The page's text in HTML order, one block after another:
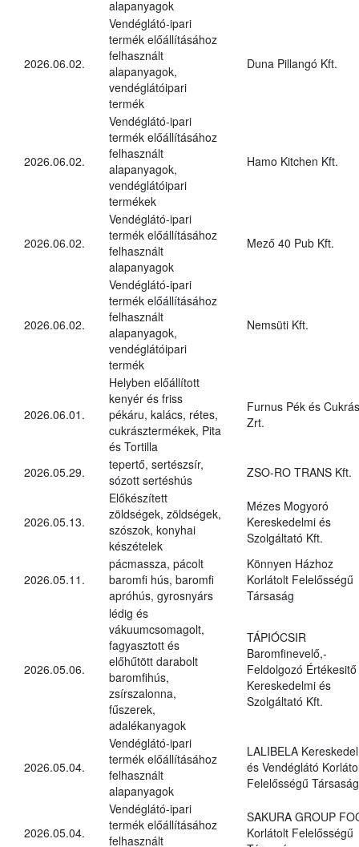
alapanyagok
2026.06.02.
Vendéglátó-ipari
termék előállításához
felhasznált
alapanyagok,
vendéglátóipari
termék
Duna Pillangó Kft.
2026.06.02.
Vendéglátó-ipari
termék előállításához
felhasznált
alapanyagok,
vendéglátóipari
termékek
Hamo Kitchen Kft.
2026.06.02.
Vendéglátó-ipari
termék előállításához
felhasznált
alapanyagok
Mező 40 Pub Kft.
2026.06.02.
Vendéglátó-ipari
termék előállításához
felhasznált
alapanyagok,
vendéglátóipari
termék
Nemsüti Kft.
2026.06.01.
Helyben előállított
kenyér és friss
pékáru, kalács, rétes,
cukrásztermékek, Pita
és Tortilla
Furnus Pék és
Zrt.
2026.05.29.
tepertő, sertészsír,
sózott sertéshús
ZSO-RO TRANS Kft.
2026.05.13.
Előkészített
zöldségek, zöldségek,
szószok, konyhai
készételek
Mézes Mogyoró
Kereskedelmi és
Szolgáltató Kft.
2026.05.11.
pácmassza, pácolt
baromfi hús, baromfi
apróhús, gyrosnyárs
Könnyen Házhoz
Korlátolt Felelősségű
Társaság
2026.05.06.
lédig és
vákuumcsomagolt,
fagyasztott és
előhűtött darabolt
baromfihús,
zsírszalonna,
fűszerek,
adalékanyagok
TÁPIÓCSIR
Baromfinevelő,-
Feldolgozó Értékesitő
Kereskedelmi és
Szolgáltató Kft.
2026.05.04.
Vendéglátó-ipari
termék előállításához
felhasznált
alapanyagok
LALIBELA
és Vendéglátó
Felelősségű Társaság
2026.05.04.
Vendéglátó-ipari
termék előállításához
felhasznált
SAKURA GROUP
Korlátolt Felelősségű